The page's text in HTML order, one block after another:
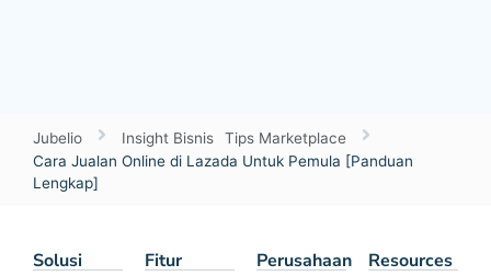
Jubelio Insight Bisnis
Tips Marketplace
Cara Jualan Online di Lazada Untuk Pemula [Panduan
Lengkap]
Solusi Fitur Perusahaan Resources